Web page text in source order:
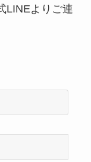
LINEよりご連